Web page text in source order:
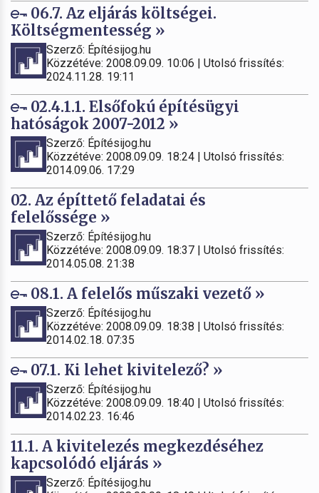
06.7. Az eljárás költségei.
Költségmentesség »
Szerző: Építésijog.hu
Közzétéve: 2008.09.09. 10:06 | Utolsó frissítés:
2024.11.28. 19:11
02.4.1.1. Elsőfokú építésügyi
hatóságok 2007-2012 »
Szerző: Építésijog.hu
Közzétéve: 2008.09.09. 18:24 | Utolsó frissítés:
2014.09.06. 17:29
02. Az építtető feladatai és
felelőssége »
Szerző: Építésijog.hu
Közzétéve: 2008.09.09. 18:37 | Utolsó frissítés:
2014.05.08. 21:38
08.1. A felelős műszaki vezető »
Szerző: Építésijog.hu
Közzétéve: 2008.09.09. 18:38 | Utolsó frissítés:
2014.02.18. 07:35
07.1. Ki lehet kivitelező? »
Szerző: Építésijog.hu
Közzétéve: 2008.09.09. 18:40 | Utolsó frissítés:
2014.02.23. 16:46
11.1. A kivitelezés megkezdéséhez
kapcsolódó eljárás »
Szerző: Építésijog.hu